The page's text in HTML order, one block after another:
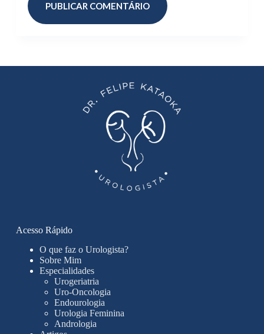
PUBLICAR COMENTÁRIO
Acesso Rápido
O que faz o Urologista?
Sobre Mim
Especialidades
Urogeriatria
Uro-Oncologia
Endourologia
Urologia Feminina
Andrologia